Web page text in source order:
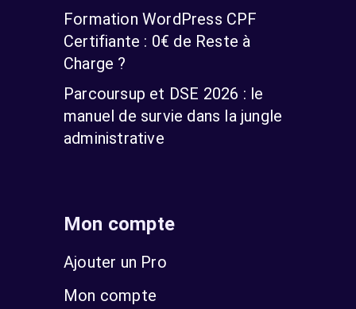
Formation WordPress CPF
Certifiante : 0€ de Reste à
Charge ?
Parcoursup et DSE 2026 : le
manuel de survie dans la jungle
administrative
Mon compte
Ajouter un Pro
Mon compte